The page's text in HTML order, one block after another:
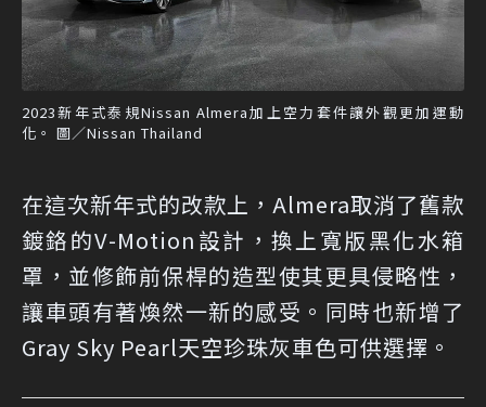
2023新年式泰規Nissan Almera加上空力套件讓外觀更加運動
化。 圖／Nissan Thailand
在這次新年式的改款上，Almera取消了舊款
鍍鉻的V-Motion設計，換上寬版黑化水箱
罩，並修飾前保桿的造型使其更具侵略性，
讓車頭有著煥然一新的感受。同時也新增了
Gray Sky Pearl天空珍珠灰車色可供選擇。